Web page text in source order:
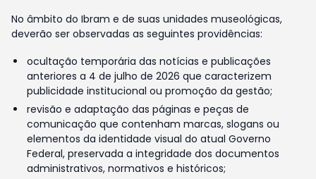
No âmbito do Ibram e de suas unidades museológicas,
deverão ser observadas as seguintes providências:
ocultação temporária das notícias e publicações
anteriores a 4 de julho de 2026 que caracterizem
publicidade institucional ou promoção da gestão;
revisão e adaptação das páginas e peças de
comunicação que contenham marcas, slogans ou
elementos da identidade visual do atual Governo
Federal, preservada a integridade dos documentos
administrativos, normativos e históricos;